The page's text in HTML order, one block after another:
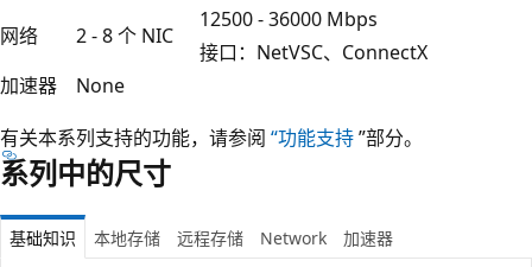
网络
2 - 8 个 NIC
12500 - 36000 Mbps
接口：NetVSC、ConnectX
加速器
None
有关本系列支持的功能，请参阅 “功能支持”部分。
系列中的尺寸
基础知识 本地存储 远程存储 Network 加速器